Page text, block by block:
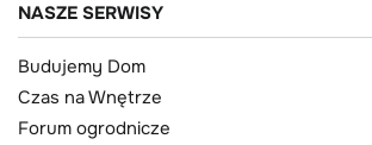
NASZE SERWISY
Budujemy Dom
Czas na Wnętrze
Forum ogrodnicze